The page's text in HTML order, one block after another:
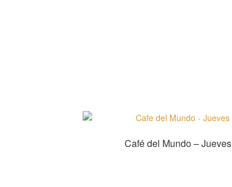
Café del Mundo – Jueves